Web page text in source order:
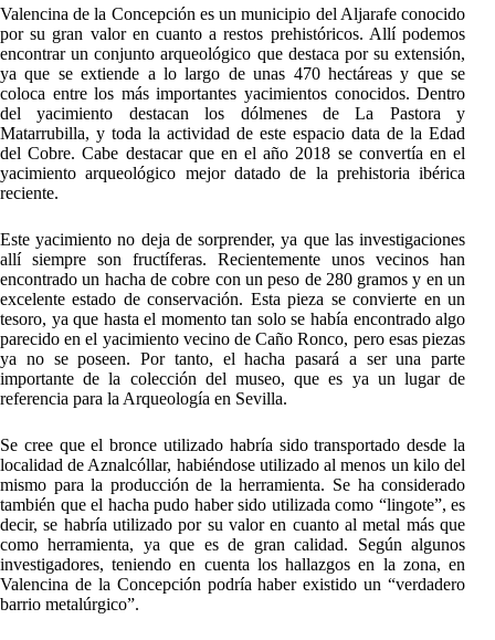
Valencina de la Concepción es un municipio del Aljarafe conocido
por su gran valor en cuanto a restos prehistóricos. Allí podemos
encontrar un conjunto arqueológico que destaca por su extensión,
ya que se extiende a lo largo de unas 470 hectáreas y que se
coloca entre los más importantes yacimientos conocidos. Dentro
del yacimiento destacan los dólmenes de La Pastora y
Matarrubilla, y toda la actividad de este espacio data de la Edad
del Cobre. Cabe destacar que en el año 2018 se convertía en el
yacimiento arqueológico mejor datado de la prehistoria ibérica
reciente.
Este yacimiento no deja de sorprender, ya que las investigaciones
allí siempre son fructíferas. Recientemente unos vecinos han
encontrado un hacha de cobre con un peso de 280 gramos y en un
excelente estado de conservación. Esta pieza se convierte en un
tesoro, ya que hasta el momento tan solo se había encontrado algo
parecido en el yacimiento vecino de Caño Ronco, pero esas piezas
ya no se poseen. Por tanto, el hacha pasará a ser una parte
importante de la colección del museo, que es ya un lugar de
referencia para la Arqueología en Sevilla.
Se cree que el bronce utilizado habría sido transportado desde la
localidad de Aznalcóllar, habiéndose utilizado al menos un kilo del
mismo para la producción de la herramienta. Se ha considerado
también que el hacha pudo haber sido utilizada como “lingote”, es
decir, se habría utilizado por su valor en cuanto al metal más que
como herramienta, ya que es de gran calidad. Según algunos
investigadores, teniendo en cuenta los hallazgos en la zona, en
Valencina de la Concepción podría haber existido un “verdadero
barrio metalúrgico”.